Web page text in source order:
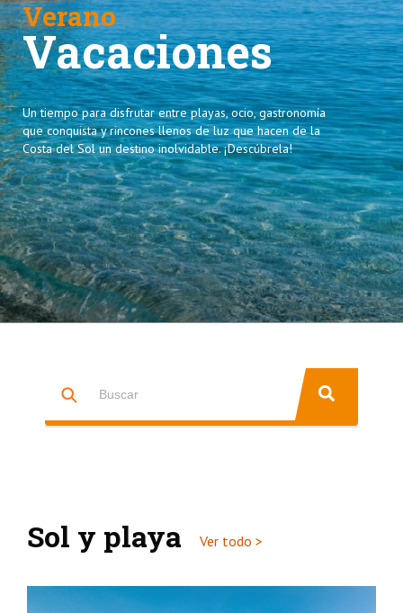
Verano
Vacaciones
Un tiempo para disfrutar entre playas, ocio, gastronomía
que conquista y rincones llenos de luz que hacen de la
Costa del Sol un destino inolvidable. ¡Descúbrela!
Esto es un campo de búsqueda con una función de texto
Sol y playa Ver todo >